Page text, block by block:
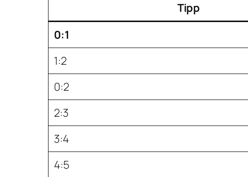
Tipp
0:1
1:2
0:2
2:3
3:4
4:5